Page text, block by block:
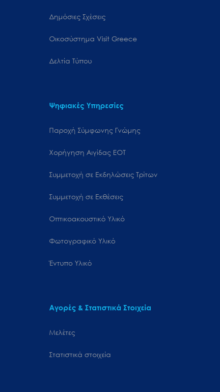
Δημόσιες Σχέσεις
Oικοσύστημα Visit Greece
Δελτία Τύπου
Ψηφιακές Υπηρεσίες
Παροχή Σύμφωνης Γνώμης
Χορήγηση Αιγίδας ΕΟΤ
Συμμετοχή σε Εκδηλώσεις Τρίτων
Συμμετοχή σε Εκθέσεις
Οπτικοακουστικό Υλικό
Φωτογραφικό Υλικό
Έντυπο Υλικό
Αγορές & Στατιστικά Στοιχεία
Μελέτες
Στατιστικά στοιχεία